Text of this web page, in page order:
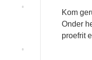
Kom
Onder
proefrit